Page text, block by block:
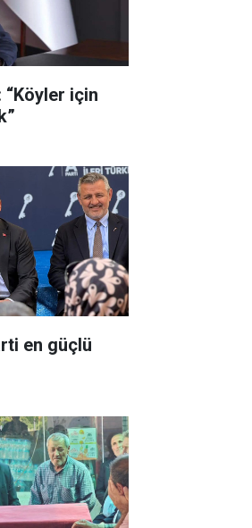
için
en güçlü